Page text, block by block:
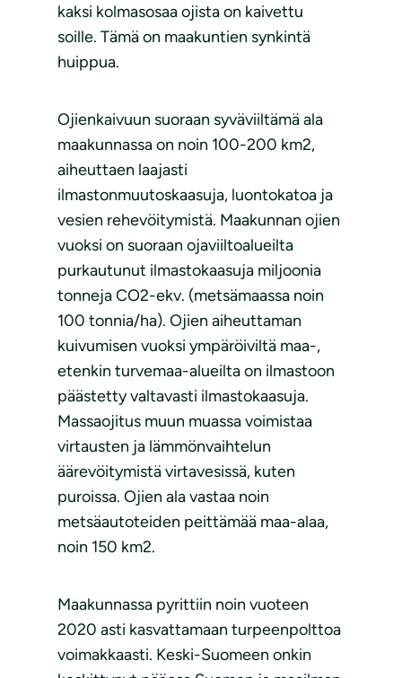
kaksi kolmasosaa ojista on kaivettu
soille. Tämä on maakuntien synkintä
huippua.
Ojienkaivuun suoraan syväviiltämä ala
maakunnassa on noin 100-200 km2,
aiheuttaen laajasti
ilmastonmuutoskaasuja, luontokatoa ja
vesien rehevöitymistä. Maakunnan ojien
vuoksi on suoraan ojaviiltoalueilta
purkautunut ilmastokaasuja miljoonia
tonneja CO2-ekv. (metsämaassa noin
100 tonnia/ha). Ojien aiheuttaman
kuivumisen vuoksi ympäröiviltä maa-,
etenkin turvemaa-alueilta on ilmastoon
päästetty valtavasti ilmastokaasuja.
Massaojitus muun muassa voimistaa
virtausten ja lämmönvaihtelun
äärevöitymistä virtavesissä, kuten
puroissa. Ojien ala vastaa noin
metsäautoteiden peittämää maa-alaa,
noin 150 km2.
Maakunnassa pyrittiin noin vuoteen
2020 asti kasvattamaan turpeenpolttoa
voimakkaasti. Keski-Suomeen onkin